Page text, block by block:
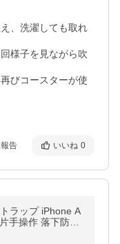
、洗濯しても取れ
様子を見ながら吹
びコースターが使
告 いいね 0
ラップ iPhone A
手操作 落下防止